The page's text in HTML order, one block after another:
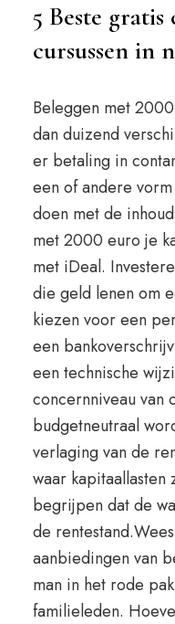
5 Beste
cursussen in
Beleggen met
dan duizend
er betaling in
een of andere
doen met de
met 2000 euro je
met iDeal.
die geld lenen om
kiezen voor een
een
een technische
concernniveau van
budgetneutraal
verlaging van de
waar
begrijpen dat de
de
aanbiedingen van
man in het rode
familieleden.